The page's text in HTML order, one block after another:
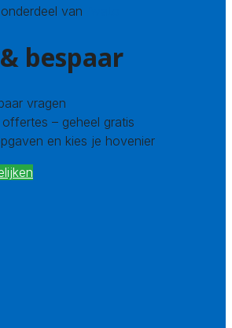
van
bespaar
vragen
– geheel gratis
en kies je hovenier